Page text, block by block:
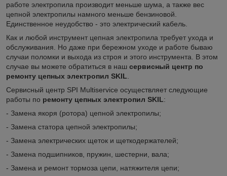
работе электропила производит меньше шума, а также вес
цепной электропилы намного меньше бензиновой.
Единственное неудобство - это электрический кабель.
Как и любой инструмент цепная электропила требует ухода и
обслуживания. Но даже при бережном уходе и работе бываю
случаи поломки и выхода из строя и этого инструмента. В этом
случае вы можете обратиться в наш сервисный центр по
ремонту цепных электропил SKIL.
Сервисный центр SPI Multiservice осуществляет следующие
работы по ремонту цепных электропил SKIL:
- Заменa якоря (ротора) цепной электропилы;
- Замена статора цепной электропилы;
- Замена электрических щеток и щеткодержателей;
- Замена подшипников, пружин, шестерни, вала;
- Замена и ремонт тормоза цепи, натяжителя цепи;